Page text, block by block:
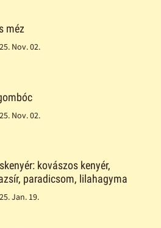
méz
Nov. 02.
Nov. 02.
kovászos kenyér,
paradicsom, lilahagyma
Jan. 19.